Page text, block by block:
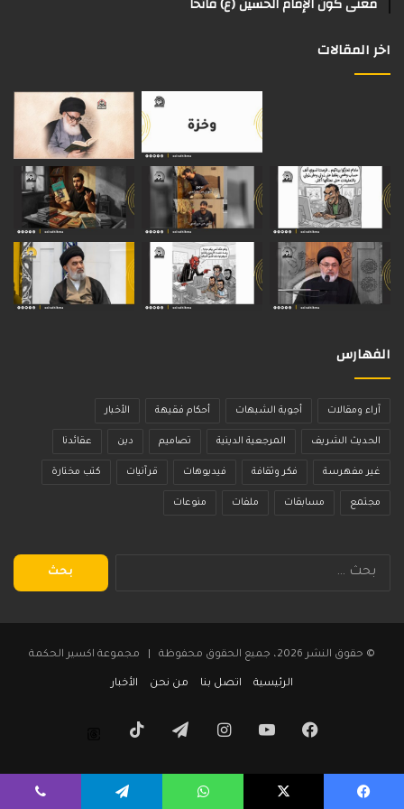
اخر المقالات
الفهارس
آراء ومقالات أجوبة الشبهات أحكام فقيهة الأخبار
الحديث الشريف المرجعية الدينية تصاميم دين عقائدنا
غير مفهرسة فكر وثقافة فيديوهات قرآنيات كتب مختارة
مجتمع مسابقات ملفات منوعات
البحث
© حقوق النشر 2026، جميع الحقوق محفوظة | مجموعة اكسير الحكمة
الرئيسية اتصل بنا من نحن الأخبار
فيسبوكيوتيوب انستقرامتيلقرام